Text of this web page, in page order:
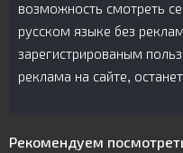
возможность смотреть
русском языке без
зарегистрированым
реклама на сайте,
Рекомендуем